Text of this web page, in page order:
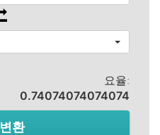
요율:
0.74074074074074
변환